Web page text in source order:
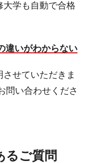
学も自動で合格
違いがわからない
せていただきま
問い合わせくださ
るご質問